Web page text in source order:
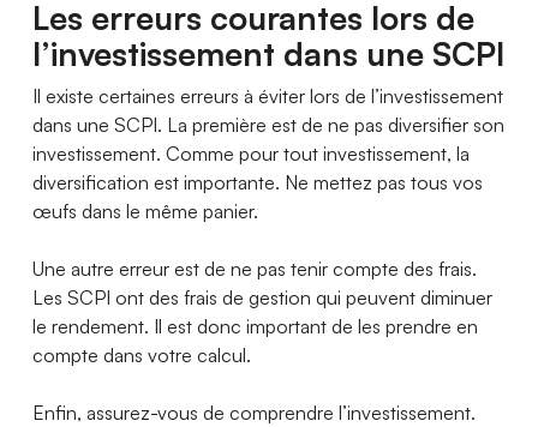
Les erreurs courantes lors de
l’investissement dans une SCPI
Il existe certaines erreurs à éviter lors de l’investissement
dans une SCPI. La première est de ne pas diversifier son
investissement. Comme pour tout investissement, la
diversification est importante. Ne mettez pas tous vos
œufs dans le même panier.
Une autre erreur est de ne pas tenir compte des frais.
Les SCPI ont des frais de gestion qui peuvent diminuer
le rendement. Il est donc important de les prendre en
compte dans votre calcul.
Enfin, assurez-vous de comprendre l’investissement.